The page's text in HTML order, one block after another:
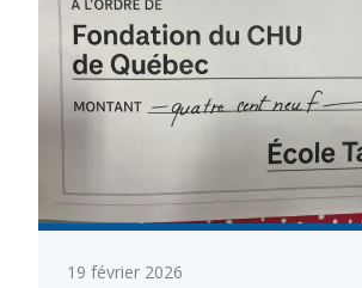
19 février 2026